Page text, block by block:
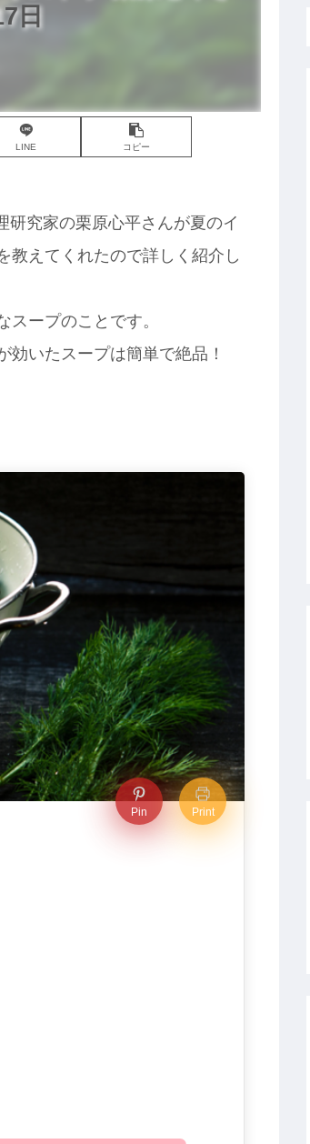
日
LINE コピー
研究家の栗原心平さんが夏のイ
教えてくれたので詳しく紹介し
ープのことです。
いたスープは簡単で絶品！
Pin Print